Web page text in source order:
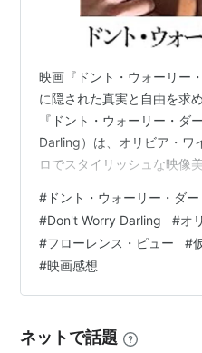
映画『ドント・ウォーリー
に隠された真実と自由を求
『ドント・ウォーリー・ダ
Darling）は、オリビア・ワ
ロでスタイリッシュな映像
カを思わせる、砂漠の真ん
ュニティ「ビクトリー」。
福が保証され、アリスは愛
自由ない平穏な日々を送っ
「ビクトリー・プロジェク
# ドント・ウォーリー・ダー
#Don't Worry Darling #オ
#フローレンス・ピュー #
#映画感想
ネットで話題